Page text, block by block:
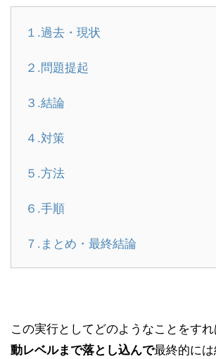
１.過去・現状
２.問題提起
３.結論
４.対策
５.方法
６.手順
７.まとめ・最終結論
この実行としてどのようなことをすれ
動レベルまで落とし込んで最終的に